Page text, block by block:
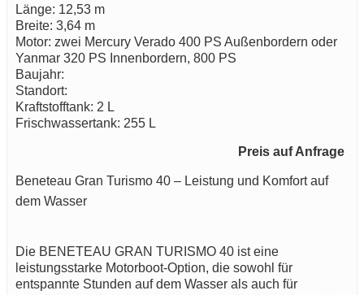
Länge: 12,53 m
Breite: 3,64 m
Motor: zwei Mercury Verado 400 PS Außenbordern oder
Yanmar 320 PS Innenbordern, 800 PS
Baujahr:
Standort:
Kraftstofftank: 2 L
Frischwassertank: 255 L
Preis auf Anfrage
Beneteau Gran Turismo 40 – Leistung und Komfort auf
dem Wasser
Die BENETEAU GRAN TURISMO 40 ist eine
leistungsstarke Motorboot-Option, die sowohl für
entspannte Stunden auf dem Wasser als auch für